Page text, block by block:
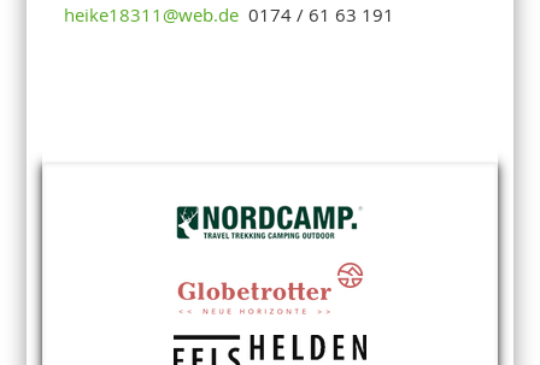
heike18311@web.de 0174 / 61 63 191